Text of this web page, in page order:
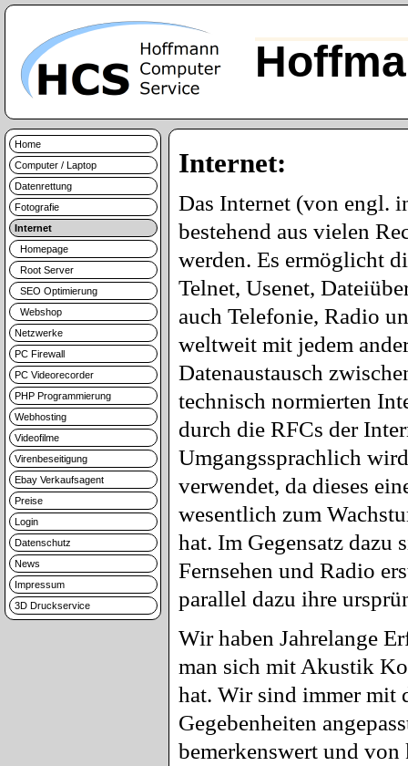
Home
Computer / Laptop
Datenrettung
Fotografie
Internet
Homepage
Root Server
SEO Optimierung
Webshop
Netzwerke
PC Firewall
PC Videorecorder
PHP Programmierung
Webhosting
Videofilme
Virenbeseitigung
Ebay Verkaufsagent
Preise
Login
Datenschutz
News
Impressum
3D Druckservice
Internet:
Das Internet (von engl.
bestehend aus vielen
werden. Es ermöglicht
Telnet, Usenet,
auch Telefonie, Radio
weltweit mit jedem
Datenaustausch
technisch normierten
durch die RFCs der
Umgangssprachlich
verwendet, da dieses
wesentlich zum
hat. Im Gegensatz dazu
Fernsehen und Radio
parallel dazu ihre
Wir haben Jahrelange
man sich mit Akustik
hat. Wir sind immer mit
Gegebenheiten
bemerkenswert und